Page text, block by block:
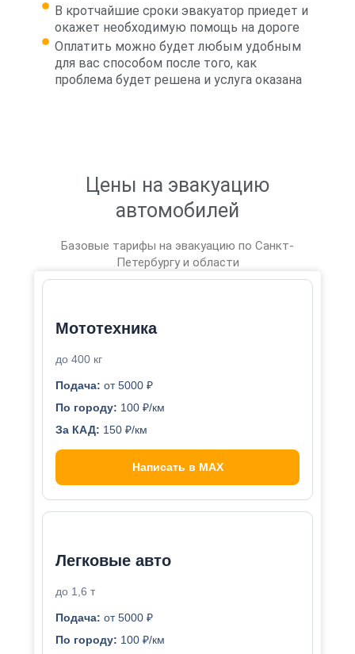
В кротчайшие сроки эвакуатор приедет и
окажет необходимую помощь на дороге
Оплатить можно будет любым удобным
для вас способом после того, как
проблема будет решена и услуга оказана
Цены на эвакуацию
автомобилей
Базовые тарифы на эвакуацию по Санкт-
Петербургу и области
Мототехника
до 400 кг
Подача: от 5000 ₽
По городу: 100 ₽/км
За КАД: 150 ₽/км
Написать в MAX
Легковые авто
до 1,6 т
Подача: от 5000 ₽
По городу: 100 ₽/км